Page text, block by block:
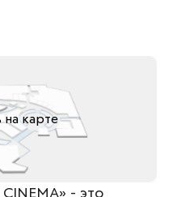
на карте
- это